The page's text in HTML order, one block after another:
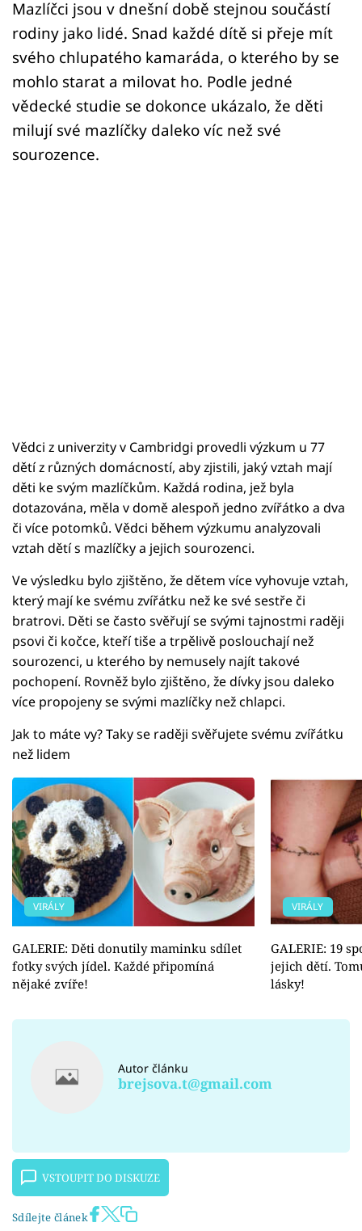
Mazlíčci jsou v dnešní době stejnou součástí
rodiny jako lidé. Snad každé dítě si přeje mít
svého chlupatého kamaráda, o kterého by se
mohlo starat a milovat ho. Podle jedné
vědecké studie se dokonce ukázalo, že děti
milují své mazlíčky daleko víc než své
sourozence.
Vědci z univerzity v Cambridgi provedli výzkum u 77
dětí z různých domácností, aby zjistili, jaký vztah mají
děti ke svým mazlíčkům. Každá rodina, jež byla
dotazována, měla v domě alespoň jedno zvířátko a dva
či více potomků. Vědci během výzkumu analyzovali
vztah dětí s mazlíčky a jejich sourozenci.
Ve výsledku bylo zjištěno, že dětem více vyhovuje vztah,
který mají ke svému zvířátku než ke své sestře či
bratrovi. Děti se často svěřují se svými tajnostmi raději
psovi či kočce, kteří tiše a trpělivě poslouchají než
sourozenci, u kterého by nemusely najít takové
pochopení. Rovněž bylo zjištěno, že dívky jsou daleko
více propojeny se svými mazlíčky než chlapci.
Jak to máte vy? Taky se raději svěřujete svému zvířátku
než lidem
VIRÁLY
GALERIE: Děti donutily maminku sdílet
fotky svých jídel. Každé připomíná
nějaké zvíře!
VIRÁLY
GALERIE: 19
jejich dětí.
lásky!
Autor článku
brejsova.t@gmail.com
VSTOUPIT DO DISKUZE
Sdílejte článek